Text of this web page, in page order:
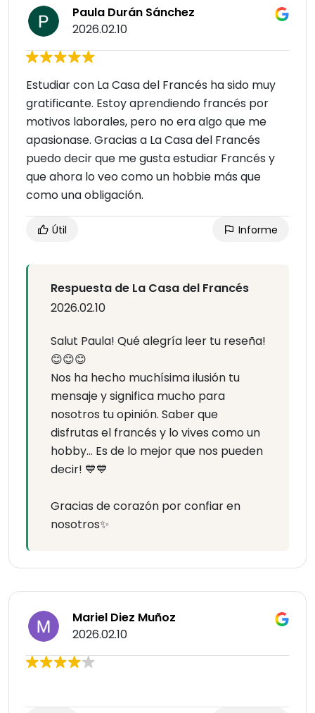
Paula Durán Sánchez
2026.02.10
Estudiar con La Casa del Francés ha sido muy
gratificante. Estoy aprendiendo francés por
motivos laborales, pero no era algo que me
apasionase. Gracias a La Casa del Francés
puedo decir que me gusta estudiar Francés y
que ahora lo veo como un hobbie más que
como una obligación.
Útil Informe
Respuesta de La Casa del Francés
2026.02.10
Salut Paula! Qué alegría leer tu reseña!
😊😊😊
Nos ha hecho muchísima ilusión tu
mensaje y significa mucho para
nosotros tu opinión. Saber que
disfrutas el francés y lo vives como un
hobby… Es de lo mejor que nos pueden
decir! 💙💙
Gracias de corazón por confiar en
nosotros✨
Mariel Diez Muñoz
2026.02.10